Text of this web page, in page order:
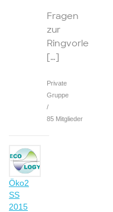
Fragen
zur
Ringvorle
[…]
Private
Gruppe
/
85 Mitglieder
Öko2
SS
2015